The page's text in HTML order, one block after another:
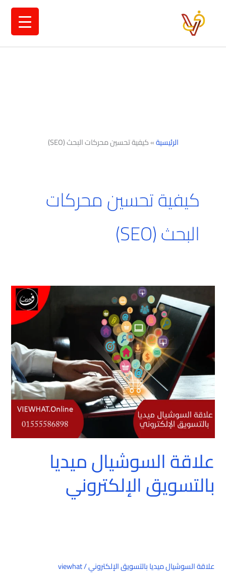
الرئيسية»كيفية تحسين محركات البحث (SEO)
كيفية تحسين محركات
البحث (SEO)
علاقة السوشيال ميديا
بالتسويق الإلكتروني
علاقة السوشيال ميديا بالتسويق الإلكتروني/
viewhat
السوشيال
ميديا
بالتسويق
الإلكتروني